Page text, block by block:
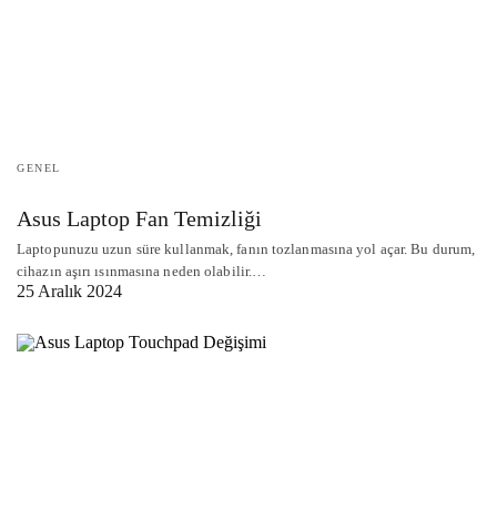
GENEL
Asus Laptop Fan Temizliği
Laptopunuzu uzun süre kullanmak, fanın tozlanmasına yol açar. Bu durum,
cihazın aşırı ısınmasına neden olabilir.…
25 Aralık 2024